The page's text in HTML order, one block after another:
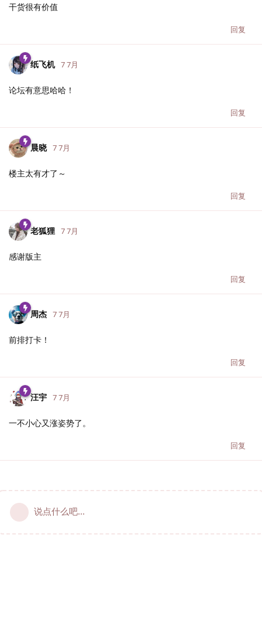
干货很有价值
回复
纸飞机 7 7月
论坛有意思哈哈！
回复
晨晓 7 7月
楼主太有才了～
回复
老狐狸 7 7月
感谢版主
回复
周杰 7 7月
前排打卡！
回复
汪宇 7 7月
一不小心又涨姿势了。
回复
说点什么吧...